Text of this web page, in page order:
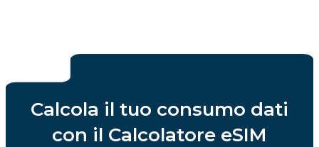
Calcola il tuo consumo dati
con il Calcolatore eSIM